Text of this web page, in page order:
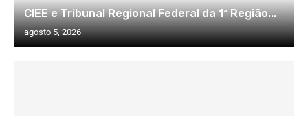
CIEE e Tribunal Regional Federal da 1ª Região...
agosto 5, 2026